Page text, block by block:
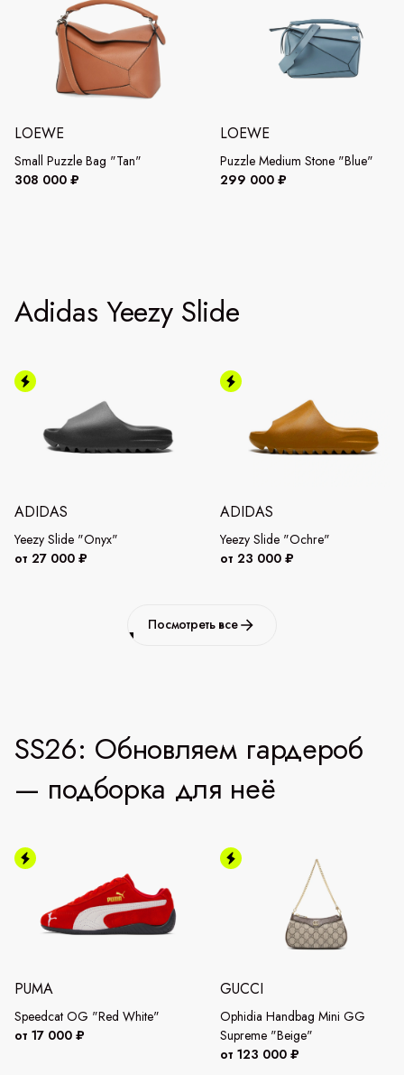
LOEWE
Small Puzzle Bag "Tan"
308 000 ₽
LOEWE
Puzzle Medium Stone "Blue"
299 000 ₽
Adidas Yeezy Slide
ADIDAS
Yeezy Slide "Onyx"
от 27 000 ₽
ADIDAS
Yeezy Slide "Ochre"
от 23 000 ₽
Посмотреть все
SS26: Обновляем гардероб
— подборка для неё
PUMA
Speedcat OG "Red White"
от 17 000 ₽
GUCCI
Ophidia Handbag Mini GG
Supreme "Beige"
от 123 000 ₽